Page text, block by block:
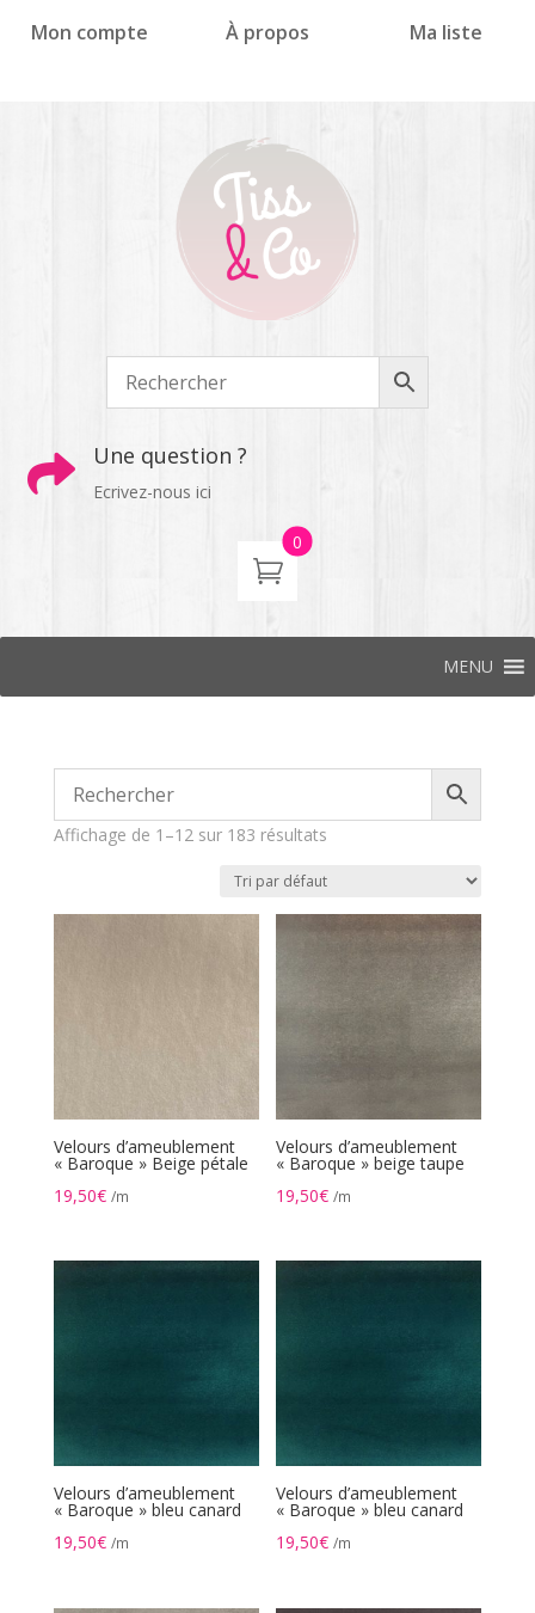
Mon compte À propos Ma liste
 Une question ?
Ecrivez-nous ici
0
MENU
Affichage de 1–12 sur 183 résultats
Velours d’ameublement
« Baroque » Beige pétale
19,50€ /m
Velours d’ameublement
« Baroque » beige taupe
19,50€ /m
Velours d’ameublement
« Baroque » bleu canard
19,50€ /m
Velours d’ameublement
« Baroque » bleu canard
19,50€ /m